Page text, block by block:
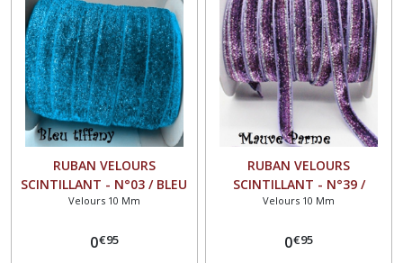
RUBAN VELOURS
SCINTILLANT - N°03 / BLEU
TIFFANY ** 10 mm **
Vendu au mètre
Velours 10 Mm
0€95
RUBAN VELOURS
SCINTILLANT - N°39 /
MAUVE PARME ** 10 mm **
Vendu au mètre
Velours 10 Mm
0€95